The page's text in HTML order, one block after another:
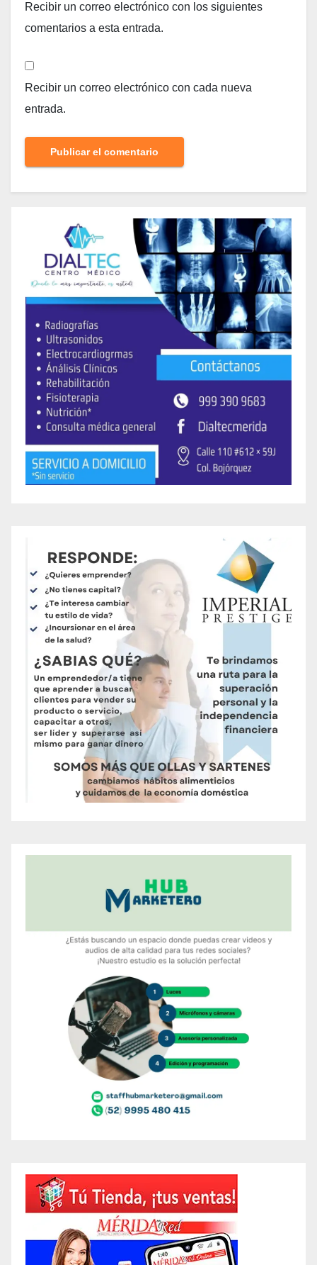
Recibir un correo electrónico con los siguientes
comentarios a esta entrada.
Recibir un correo electrónico con cada nueva
entrada.